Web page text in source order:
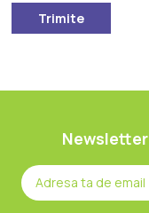
Trimite
Newsletter